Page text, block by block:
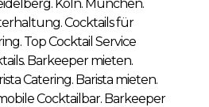
Köln. München.
Cocktails für
Top Cocktail Service
Barkeeper mieten.
Catering. Barista mieten.
Cocktailbar. Barkeeper